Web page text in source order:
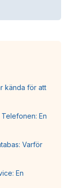
kända för att
En
Varför
En